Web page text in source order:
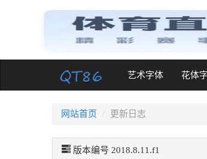
艺术字体(current)
花体
网站首页 更新日志
版本编号 2018.8.11.f1